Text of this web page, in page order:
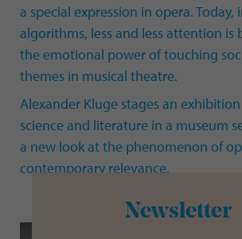
a special expression in opera. Today,
algorithms, less and less attention is
the emotional power of touching
themes in musical theatre.
Alexander Kluge stages an
science and literature in a museum
a new look at the phenomenon of
contemporary relevance.
Newsletter